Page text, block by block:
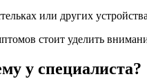
или других
стоит уделить
у специалиста?